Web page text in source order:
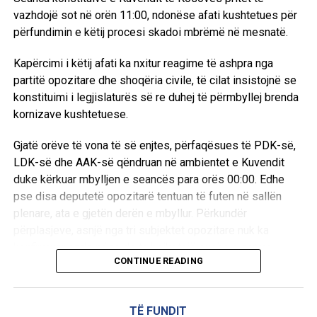
8 gusht 1995
Dhuna e përditshme në Kosovë
Hani i Elezit: –Më 4 gusht, në orët e pasditës, policia
serbe thirri për herë të tretë, Hakik Qajanin me pretekst të
armës.
Njoftohet se në polici gati për çdo ditë thirret edhe babai i
tij, Mejdiu.
Po këtë ditë, me të njëjtin pretekst, në pyetje u mor edhe
Ramadan Thaçi.
Loku dhe disa qytetarë të tjerë.
vazhdojë sot në orën 11:00, ndonëse afati kushtetues për
përfundimin e këtij procesi skadoi mbrëmë në mesnatë.
Kapërcimi i këtij afati ka nxitur reagime të ashpra nga
partitë opozitare dhe shoqëria civile, të cilat insistojnë se
konstituimi i legjislaturës së re duhej të përmbyllej brenda
kornizave kushtetuese.
Gjatë orëve të vona të së enjtes, përfaqësues të PDK-së,
LDK-së dhe AAK-së qëndruan në ambientet e Kuvendit
duke kërkuar mbylljen e seancës para orës 00:00. Edhe
pse disa deputetë opozitarë tentuan të futen në sallën
plenare, ata e gjetën derën e mbyllur. Përkundër
konfirmuar ende nëse do ta bojkotojë punën e sotme.
e kryetarit të Kuvendit, në këmbim të sigurimit të kuorumit
CONTINUE READING
TË FUNDIT